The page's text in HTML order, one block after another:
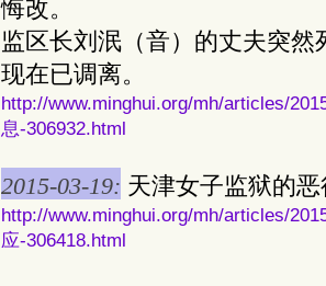
悔改。
监区长刘泯（音）的丈夫突
现在已调离。
http://www.minghui.org/mh/articles/
息-306932.html
2015-03-19: 天津女子监狱的
http://www.minghui.org/mh/articles/
应-306418.html